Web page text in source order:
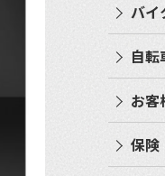
バイ
自転
お客
保険